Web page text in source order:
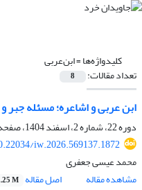
کلیدواژه‌ها =ابن‌عربی
تعداد مقالات: 8
ابن عربی و اشاعره؛ مسئله جبر و
دوره 22، شماره 2، اسفند 1404، صفحه
iw.2026.569137.1872
محمد عیسی جعفری
مشاهده مقاله
اصل مقاله M